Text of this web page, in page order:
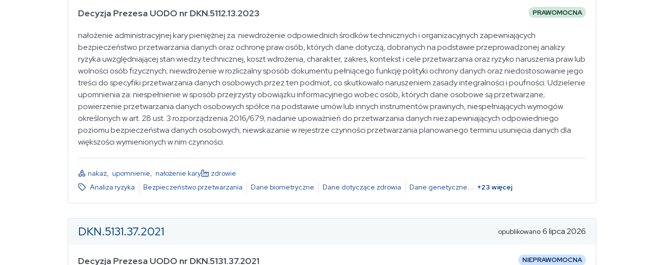
Data ogłoszenia
dowolny okres
Data publikacji
od
do
dowolny okres
Status
Decyzja Prezesa UODO nr DKN.5112.13.2023 PRAWOMOCNA
nałożenie administracyjnej kary pieniężnej za: niewdrożenie odpowiednich środków technicznych i organizacyjnych zapewniających
bezpieczeństwo przetwarzania danych oraz ochronę praw osób, których dane dotyczą, dobranych na podstawie przeprowadzonej analizy
ryzyka uwzględniającej stan wiedzy technicznej, koszt wdrożenia, charakter, zakres, kontekst i cele przetwarzania oraz ryzyko naruszenia praw lub
wolności osób fizycznych; niewdrożenie w rozliczalny sposób dokumentu pełniącego funkcję polityki ochrony danych oraz niedostosowanie jego
treści do specyfiki przetwarzania danych osobowych przez ten podmiot, co skutkowało naruszeniem zasady integralności i poufności. Udzielenie
upomnienia za: niespełnienie w sposób przejrzysty obowiązku informacyjnego wobec osób, których dane osobowe są przetwarzane;
powierzenie przetwarzania danych osobowych spółce na podstawie umów lub innych instrumentów prawnych, niespełniających wymogów
określonych w art. 28 ust. 3 rozporządzenia 2016/679; nadanie upoważnień do przetwarzania danych niezapewniających odpowiedniego
poziomu bezpieczeństwa danych osobowych; niewskazanie w rejestrze czynności przetwarzania planowanego terminu usunięcia danych dla
większości wymienionych w nim czynności.
nakaz, upomnienie, nałożenie kary
zdrowie
Analiza ryzyka
Bezpieczeństwo przetwarzania Dane biometryczne Dane dotyczące zdrowia Dane genetyczne +23 więcej
DKN.5131.37.2021 opublikowano 6 lipca 2026
Decyzja Prezesa UODO nr DKN.5131.37.2021 NIEPRAWOMOCNA